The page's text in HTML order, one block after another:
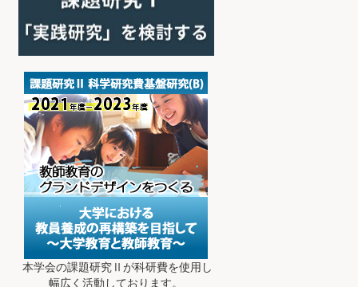
本学会の課題研究Ⅱが科研費を使用し
幅広く活動しております。